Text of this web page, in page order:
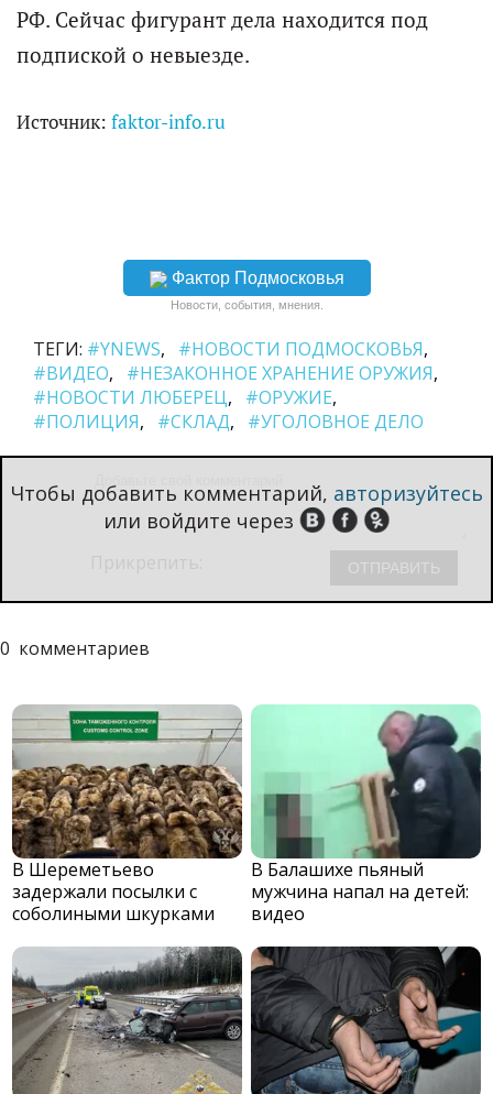
РФ. Сейчас фигурант дела находится под
подпиской о невыезде.
Источник: faktor-info.ru
Фактор Подмосковья
Новости, события, мнения.
ТЕГИ: #YNEWS
#НОВОСТИ ПОДМОСКОВЬЯ
#ВИДЕО
#НЕЗАКОННОЕ ХРАНЕНИЕ ОРУЖИЯ
#НОВОСТИ ЛЮБЕРЕЦ
#ОРУЖИЕ
#ПОЛИЦИЯ
#СКЛАД #УГОЛОВНОЕ ДЕЛО
Чтобы добавить комментарий, авторизуйтесь
или войдите через
0 комментариев
В Шереметьево
задержали посылки с
соболиными шкурками
В Балашихе пьяный
мужчина напал на детей:
видео